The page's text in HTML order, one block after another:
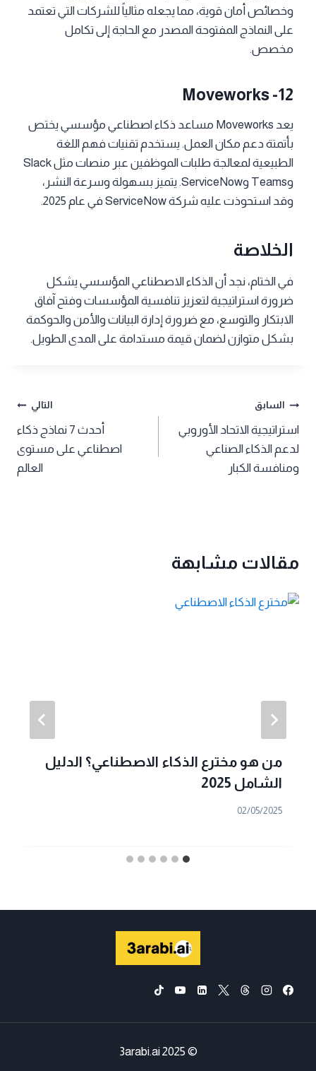
وخصائص أمان قوية، مما يجعله مثالياً للشركات التي تعتمد
على النماذج المفتوحة المصدر مع الحاجة إلى تكامل
مخصص.
Moveworks -12
يعد Moveworks مساعد ذكاء اصطناعي مؤسسي يختص
بأتمتة دعم مكان العمل. يستخدم تقنيات فهم اللغة
الطبيعية لمعالجة طلبات الموظفين عبر منصات مثل Slack
وTeams وServiceNow. يتميز بسهولة وسرعة النشر،
وقد استحوذت عليه شركة ServiceNow في عام 2025.
الخلاصة
في الختام، نجد أن الذكاء الاصطناعي المؤسسي يشكل
ضرورة استراتيجية لتعزيز تنافسية المؤسسات وفتح آفاق
الابتكار والتوسع، مع ضرورة إدارة البيانات والأمن والحوكمة
بشكل متوازن لضمان قيمة مستدامة على المدى الطويل.
تصفّح
المقالات
السابق
استراتيجية الاتحاد الأوروبي
لدعم الذكاء الصناعي
ومنافسة الكبار
التالي
أحدث 7 نماذج ذكاء
اصطناعي على مستوى
العالم
مقالات مشابهة
من هو مخترع الذكاء الاصطناعي؟ الدليل
الشامل 2025
02/05/2025
© 2025 3arabi.ai